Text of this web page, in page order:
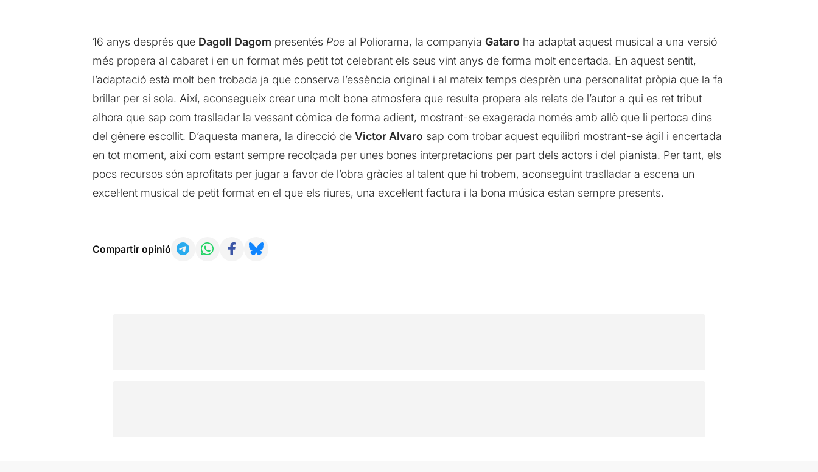
16 anys després que Dagoll Dagom presentésPoe al Poliorama, la companyia Gataro ha adaptat aquest musical a una versió
més propera al cabaret i en un format més petit tot celebrant els seus vint anys de forma molt encertada. En aquest sentit,
l’adaptació està molt ben trobada ja que conserva l’essència original i al mateix temps desprèn una personalitat pròpia que la fa
brillar per si sola. Així, aconsegueix crear una molt bona atmosfera que resulta propera als relats de l’autor a qui es ret tribut
alhora que sap com traslladar la vessant còmica de forma adient, mostrant-se exagerada només amb allò que li pertoca dins
del gènere escollit. D’aquesta manera, la direcció de Victor Alvaro sap com trobar aquest equilibri mostrant-se àgil i encertada
en tot moment, així com estant sempre recolçada per unes bones interpretacions per part dels actors i del pianista. Per tant, els
pocs recursos són aprofitats per jugar a favor de l’obra gràcies al talent que hi trobem, aconseguint traslladar a escena un
excel·lent musical de petit format en el que els riures, una excel·lent factura i la bona música estan sempre presents.
Compartir opinió